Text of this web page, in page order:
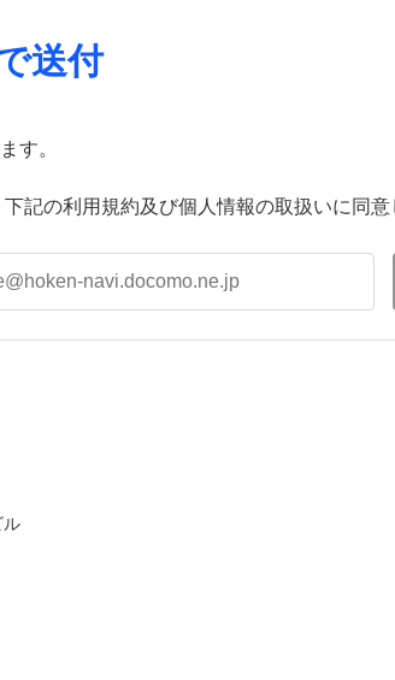
送付
す。
下記の利用規約及び個人情報の取扱いに同意
ル